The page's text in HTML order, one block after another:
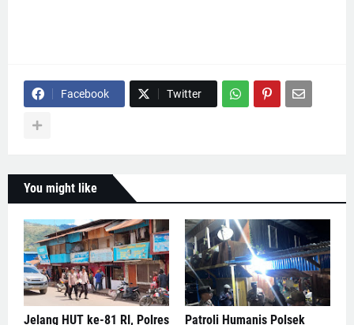
Facebook Twitter
You might like
Jelang HUT ke-81 RI, Polres
Patroli Humanis Polsek